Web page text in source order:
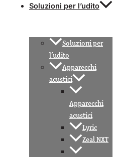
Soluzioni per l’udito
Soluzioni per
l’udito
Apparecchi
acustici
Apparecchi
acustici
Lyric
Zeal NXT